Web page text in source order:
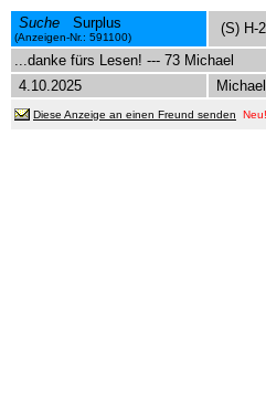
Suche Surplus
(Anzeigen-Nr.: 591100)
(S) H-
...danke fürs Lesen! --- 73 Michael
4.10.2025
Diese Anzeige an einen Freund senden Neu!